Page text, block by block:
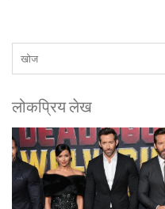
लोकप्रिय लेख